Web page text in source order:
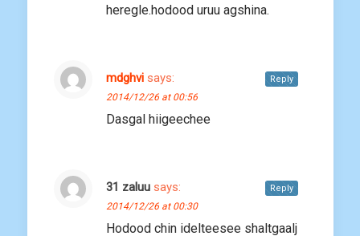
heregle.hodood uruu agshina.
mdghvi says:
2014/12/26 at 00:56
Dasgal hiigeechee
Reply
31 zaluu says:
2014/12/26 at 00:30
Hodood chin idelteesee shaltgaalj
Reply